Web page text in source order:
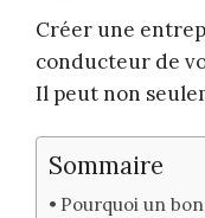
Créer une
conducteur de
Il peut non
Sommaire
Pourquoi un